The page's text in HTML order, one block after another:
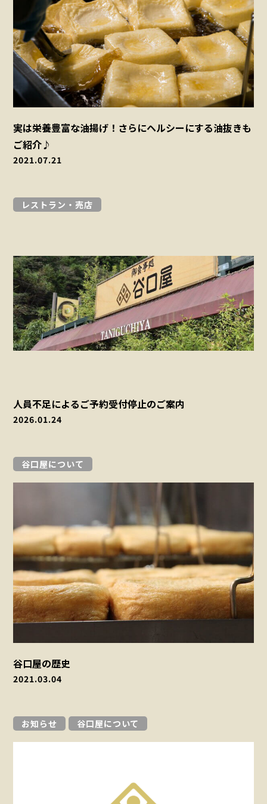
実は栄養豊富な油揚げ！さらにヘルシーにする油抜きも
ご紹介♪
2021.07.21
レストラン・売店
人員不足によるご予約受付停止のご案内
2026.01.24
谷口屋について
谷口屋の歴史
2021.03.04
お知らせ 谷口屋について